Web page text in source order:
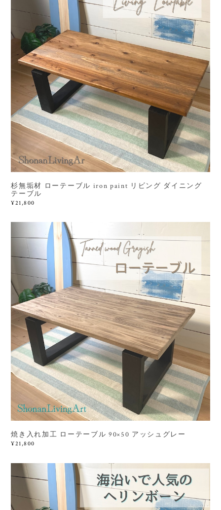
杉無垢材 ローテーブル iron paint リビング ダイニング
テーブル
¥21,800
焼き入れ加工 ローテーブル 90×50 アッシュグレー
¥21,800